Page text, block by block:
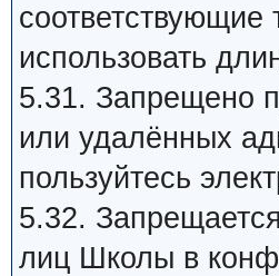
соответствующие
использовать
5.31. Запрещено
или удалённых
пользуйтесь
5.32.
лиц Школы в